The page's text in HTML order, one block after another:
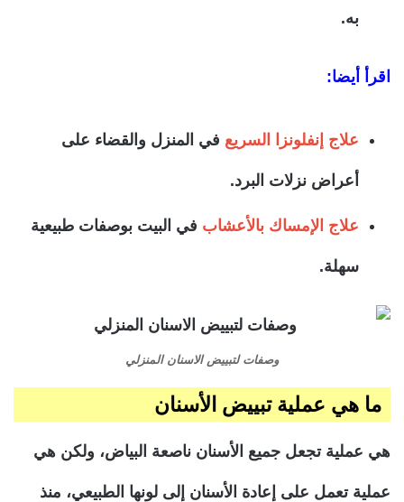
به.
اقرأ أيضا:
علاج إنفلونزا السريع في المنزل والقضاء على
أعراض نزلات البرد.
علاج الإمساك بالأعشاب في البيت بوصفات طبيعية
سهلة.
وصفات لتبييض الاسنان المنزلي
ما هي عملية تبييض الأسنان
هي عملية تجعل جميع الأسنان ناصعة البياض، ولكن هي
عملية تعمل على إعادة الأسنان إلى لونها الطبيعي، منذ